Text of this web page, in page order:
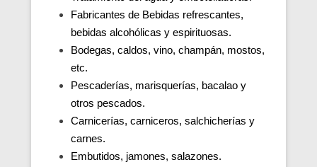
Fabricantes de Bebidas refrescantes,
bebidas alcohólicas y espirituosas.
Bodegas, caldos, vino, champán, mostos,
etc.
Pescaderías, marisquerías, bacalao y
otros pescados.
Carnicerías, carniceros, salchicherías y
carnes.
Embutidos, jamones, salazones.